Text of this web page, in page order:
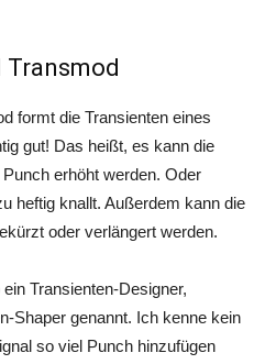
Transmod
formt die Transienten eines
gut! Das heißt, es kann die
erhöht werden. Oder
heftig knallt. Außerdem kann die
oder verlängert werden.
Transienten-Designer,
Shaper genannt. Ich kenne kein
so viel Punch hinzufügen